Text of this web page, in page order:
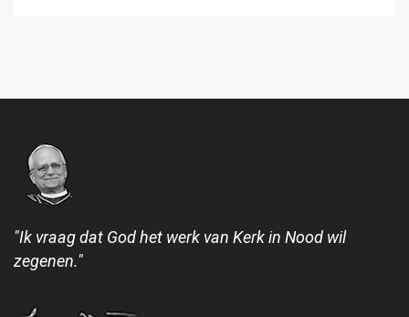
"Ik vraag dat God het werk van Kerk in Nood wil
zegenen."